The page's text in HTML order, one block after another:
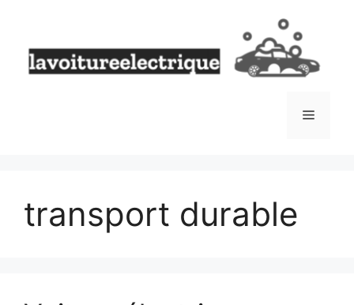
contenu
Menu
transport durable